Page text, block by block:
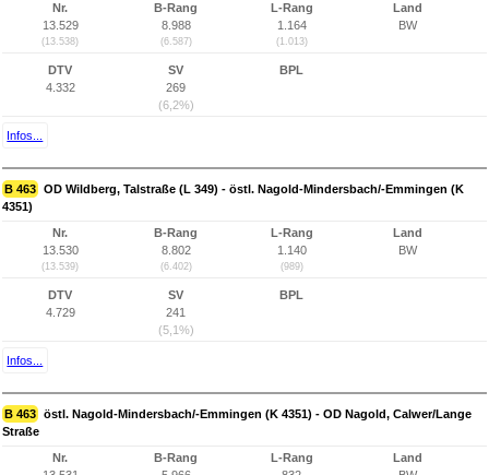
Nr.
13.529
(13.538)
B-Rang
8.988
(6.587)
L-Rang
1.164
(1.013)
Land
BW
DTV
4.332
SV
269
(6,2%)
BPL
Infos...
B 463 OD Wildberg, Talstraße (L 349) - östl. Nagold-Mindersbach/-Emmingen (K
4351)
Nr.
13.530
(13.539)
B-Rang
8.802
(6.402)
L-Rang
1.140
(989)
Land
BW
DTV
4.729
SV
241
(5,1%)
BPL
Infos...
B 463 östl. Nagold-Mindersbach/-Emmingen (K 4351) - OD Nagold, Calwer/Lange
Straße
Nr.
B-Rang
L-Rang
Land